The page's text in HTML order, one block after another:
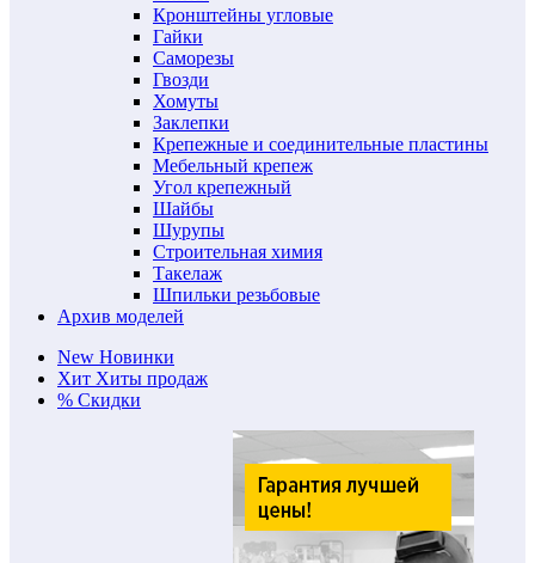
Кронштейны угловые
Гайки
Саморезы
Гвозди
Хомуты
Заклепки
Крепежные и соединительные пластины
Мебельный крепеж
Угол крепежный
Шайбы
Шурупы
Строительная химия
Такелаж
Шпильки резьбовые
Архив моделей
New Новинки
Хит Хиты продаж
% Скидки